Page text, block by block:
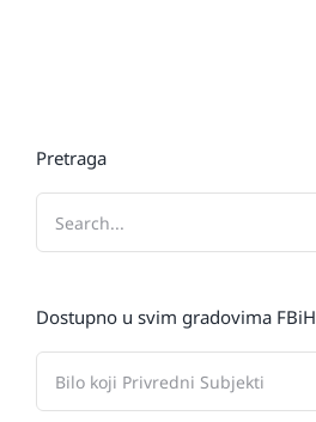
Pretraga
Dostupno u svim gradovima FBiH